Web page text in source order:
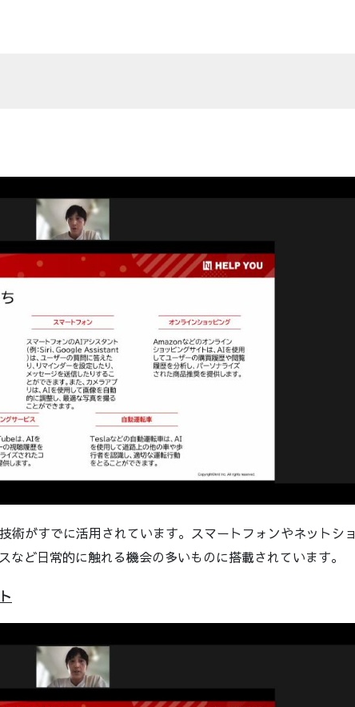
術がすでに活用されています。スマートフォンやネットショ
など日常的に触れる機会の多いものに搭載されています。